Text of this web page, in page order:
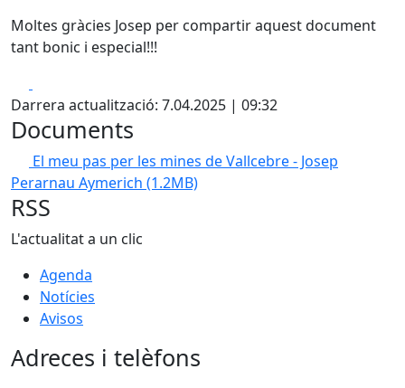
Moltes gràcies Josep per compartir aquest document
tant bonic i especial!!!
Darrera actualització: 7.04.2025 | 09:32
Documents
El meu pas per les mines de Vallcebre - Josep
Perarnau Aymerich (1.2MB)
RSS
L'actualitat a un clic
Agenda
Notícies
Avisos
Adreces i telèfons